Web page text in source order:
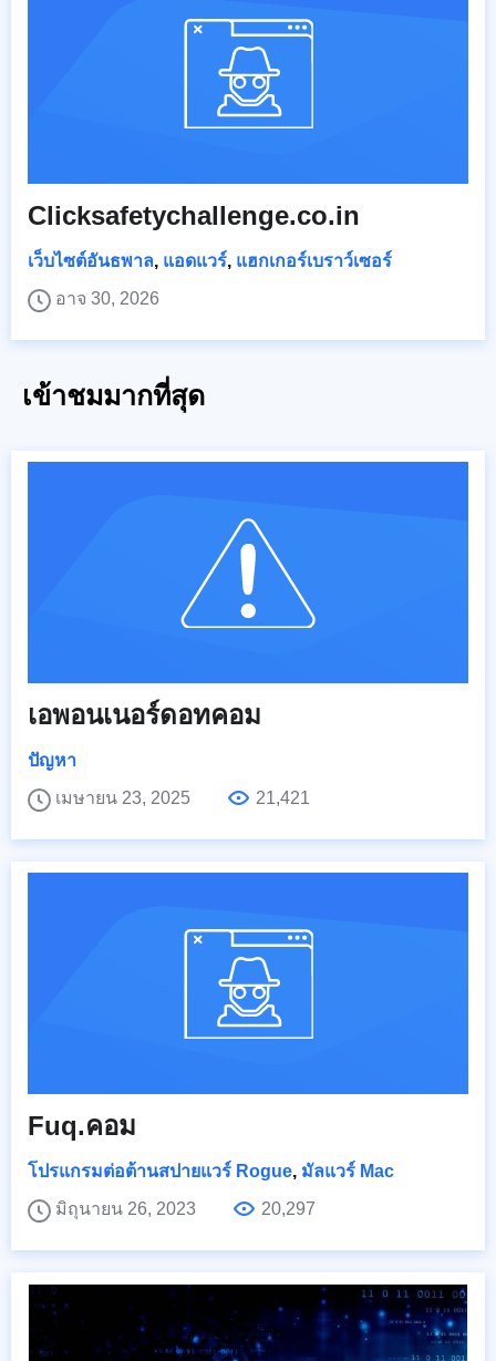
Clicksafetychallenge.co.in
เว็บไซต์อันธพาล, แอดแวร์, แฮกเกอร์เบราว์เซอร์
อาจ 30, 2026
เข้าชมมากที่สุด
เอพอนเนอร์ดอทคอม
ปัญหา
เมษายน 23, 2025
21,421
Fuq.คอม
โปรแกรมต่อต้านสปายแวร์ Rogue, มัลแวร์ Mac
มิถุนายน 26, 2023
20,297